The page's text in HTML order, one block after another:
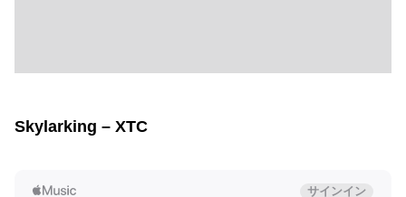
Skylarking – XTC